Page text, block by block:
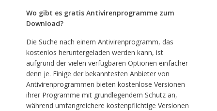
Wo gibt es gratis Antivirenprogramme zum
Download?
Die Suche nach einem Antivirenprogramm, das
kostenlos heruntergeladen werden kann, ist
aufgrund der vielen verfügbaren Optionen einfacher
denn je. Einige der bekanntesten Anbieter von
Antivirenprogrammen bieten kostenlose Versionen
ihrer Programme mit grundlegendem Schutz an,
während umfangreichere kostenpflichtige Versionen